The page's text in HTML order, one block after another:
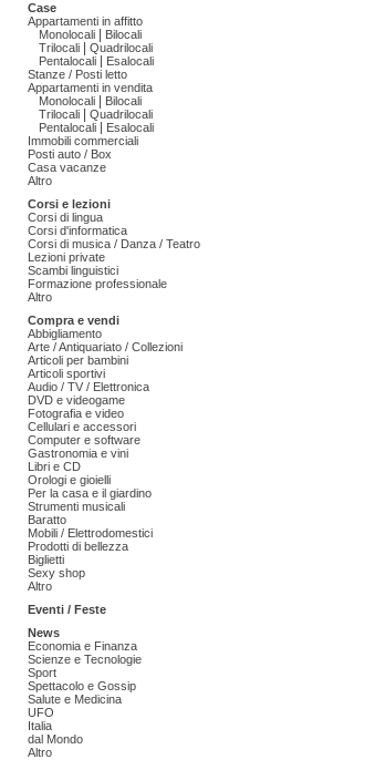
Case
Appartamenti in affitto
Monolocali
Bilocali
Trilocali
Quadrilocali
Pentalocali
Esalocali
Stanze / Posti letto
Appartamenti in vendita
Monolocali
Bilocali
Trilocali
Quadrilocali
Pentalocali
Esalocali
Immobili commerciali
Posti auto / Box
Casa vacanze
Altro
Corsi e lezioni
Corsi di lingua
Corsi d'informatica
Corsi di musica / Danza / Teatro
Lezioni private
Scambi linguistici
Formazione professionale
Altro
Compra e vendi
Abbigliamento
Arte / Antiquariato / Collezioni
Articoli per bambini
Articoli sportivi
Audio / TV / Elettronica
DVD e videogame
Fotografia e video
Cellulari e accessori
Computer e software
Gastronomia e vini
Libri e CD
Orologi e gioielli
Per la casa e il giardino
Strumenti musicali
Baratto
Mobili / Elettrodomestici
Prodotti di bellezza
Biglietti
Sexy shop
Altro
Eventi / Feste
News
Economia e Finanza
Scienze e Tecnologie
Sport
Spettacolo e Gossip
Salute e Medicina
UFO
Italia
dal Mondo
Altro